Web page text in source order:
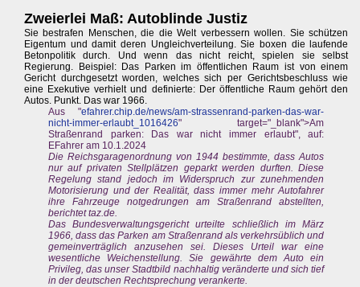
Zweierlei Maß: Autoblinde Justiz
Sie bestrafen Menschen, die die Welt verbessern wollen. Sie schützen
Eigentum und damit deren Ungleichverteilung. Sie boxen die laufende
Betonpolitik durch. Und wenn das nicht reicht, spielen sie selbst
Regierung. Beispiel: Das Parken im öffentlichen Raum ist von einem
Gericht durchgesetzt worden, welches sich per Gerichtsbeschluss wie
eine Exekutive verhielt und definierte: Der öffentliche Raum gehört den
Autos. Punkt. Das war 1966.
Aus "efahrer.chip.de/news/am-strassenrand-parken-das-war-
nicht-immer-erlaubt_1016426" target="_blank">Am
Straßenrand parken: Das war nicht immer erlaubt", auf:
EFahrer am 10.1.2024
Die Reichsgaragenordnung von 1944 bestimmte, dass Autos
nur auf privaten Stellplätzen geparkt werden durften. Diese
Regelung stand jedoch im Widerspruch zur zunehmenden
Motorisierung und der Realität, dass immer mehr Autofahrer
ihre Fahrzeuge notgedrungen am Straßenrand abstellten,
berichtet taz.de.
Das Bundesverwaltungsgericht urteilte schließlich im März
1966, dass das Parken am Straßenrand als verkehrsüblich und
gemeinverträglich anzusehen sei. Dieses Urteil war eine
wesentliche Weichenstellung. Sie gewährte dem Auto ein
Privileg, das unser Stadtbild nachhaltig veränderte und sich tief
in der deutschen Rechtsprechung verankerte.